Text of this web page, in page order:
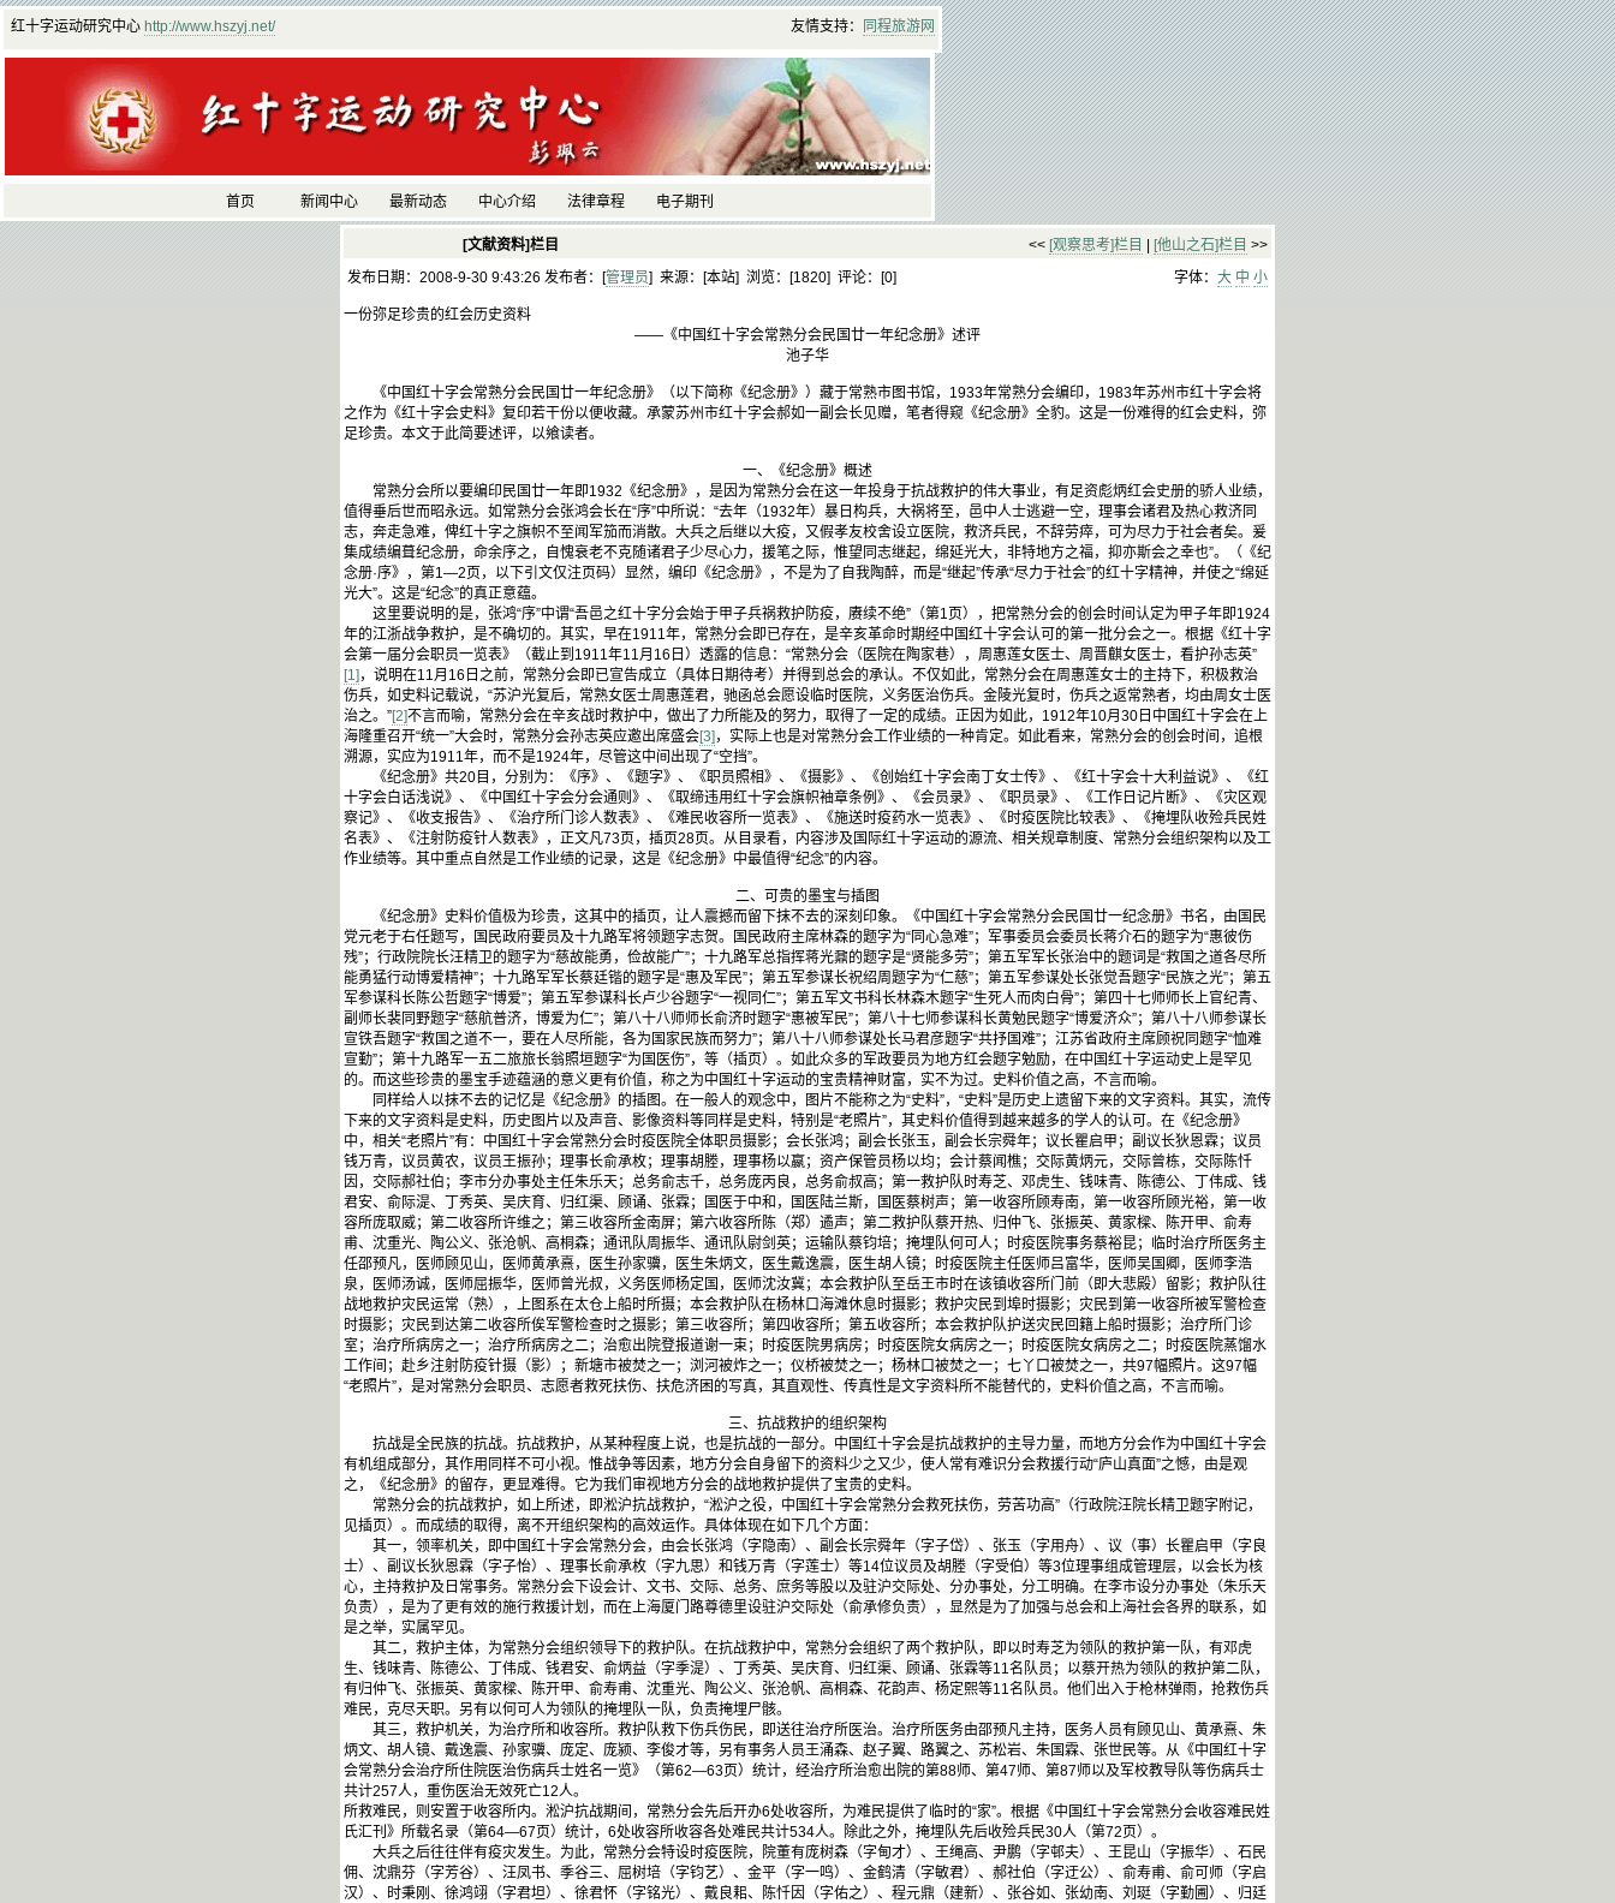
红十字运动研究中心 http://www.hszyj.net/ 友情支持： 同程旅游网
首页 新闻中心 最新动态 中心介绍 法律章程 电子期刊
[文献资料]栏目 << [观察思考]栏目 [他山之石]栏目 >>
发布日期：2008-9-30 9:43:26 发布者：[管理员] 来源：[本站] 浏览：[1820] 评论：[0] 字体： 大 中 小
一份弥足珍贵的红会历史资料
——《中国红十字会常熟分会民国廿一年纪念册》述评
池子华
《中国红十字会常熟分会民国廿一年纪念册》（以下简称《纪念册》）藏于常熟市图书馆，1933年常熟分会编印，1983年苏州市红十字会将
之作为《红十字会史料》复印若干份以便收藏。承蒙苏州市红十字会郝如一副会长见赠，笔者得窥《纪念册》全豹。这是一份难得的红会史料，弥
足珍贵。本文于此简要述评，以飨读者。
一、《纪念册》概述
常熟分会所以要编印民国廿一年即1932《纪念册》，是因为常熟分会在这一年投身于抗战救护的伟大事业，有足资彪炳红会史册的骄人业绩，
值得垂后世而昭永远。如常熟分会张鸿会长在“序”中所说：“去年（1932年）暴日构兵，大祸将至，邑中人士逃避一空，理事会诸君及热心救济同
志，奔走急难，俾红十字之旗帜不至闻军笳而消散。大兵之后继以大疫，又假孝友校舍设立医院，救济兵民，不辞劳瘁，可为尽力于社会者矣。爰
集成绩编葺纪念册，命余序之，自愧衰老不克随诸君子少尽心力，援笔之际，惟望同志继起，绵延光大，非特地方之福，抑亦斯会之幸也”。（《纪
念册·序》，第1—2页，以下引文仅注页码）显然，编印《纪念册》，不是为了自我陶醉，而是“继起”传承“尽力于社会”的红十字精神，并使之“绵延
光大”。这是“纪念”的真正意蕴。
这里要说明的是，张鸿“序”中谓“吾邑之红十字分会始于甲子兵祸救护防疫，赓续不绝”（第1页），把常熟分会的创会时间认定为甲子年即1924
年的江浙战争救护，是不确切的。其实，早在1911年，常熟分会即已存在，是辛亥革命时期经中国红十字会认可的第一批分会之一。根据《红十字
会第一届分会职员一览表》（截止到1911年11月16日）透露的信息：“常熟分会（医院在陶家巷），周惠莲女医士、周晋麒女医士，看护孙志英”
[1] ，说明在11月16日之前，常熟分会即已宣告成立（具体日期待考）并得到总会的承认。不仅如此，常熟分会在周惠莲女士的主持下，积极救治
伤兵，如史料记载说，“苏沪光复后，常熟女医士周惠莲君，驰函总会愿设临时医院，义务医治伤兵。金陵光复时，伤兵之返常熟者，均由周女士医
治之。”[2]不言而喻，常熟分会在辛亥战时救护中，做出了力所能及的努力，取得了一定的成绩。正因为如此，1912年10月30日中国红十字会在上
海隆重召开“统一”大会时，常熟分会孙志英应邀出席盛会[3] ，实际上也是对常熟分会工作业绩的一种肯定。如此看来，常熟分会的创会时间，追根
溯源，实应为1911年，而不是1924年，尽管这中间出现了“空挡”。
《纪念册》共20目，分别为：《序》、《题字》、《职员照相》、《摄影》、《创始红十字会南丁女士传》、《红十字会十大利益说》、《红
十字会白话浅说》、《中国红十字会分会通则》、《取缔违用红十字会旗帜袖章条例》、《会员录》、《职员录》、《工作日记片断》、《灾区观
察记》、《收支报告》、《治疗所门诊人数表》、《难民收容所一览表》、《施送时疫药水一览表》、《时疫医院比较表》、《掩埋队收殓兵民姓
名表》、《注射防疫针人数表》，正文凡73页，插页28页。从目录看，内容涉及国际红十字运动的源流、相关规章制度、常熟分会组织架构以及工
作业绩等。其中重点自然是工作业绩的记录，这是《纪念册》中最值得“纪念”的内容。
二、可贵的墨宝与插图
《纪念册》史料价值极为珍贵，这其中的插页，让人震撼而留下抹不去的深刻印象。《中国红十字会常熟分会民国廿一纪念册》书名，由国民
党元老于右任题写，国民政府要员及十九路军将领题字志贺。国民政府主席林森的题字为“同心急难”；军事委员会委员长蒋介石的题字为“惠彼伤
残”；行政院院长汪精卫的题字为“慈故能勇，俭故能广”；十九路军总指挥蒋光鼐的题字是“贤能多劳”；第五军军长张治中的题词是“救国之道各尽所
能勇猛行动博爱精神”；十九路军军长蔡廷锴的题字是“惠及军民”；第五军参谋长祝绍周题字为“仁慈”；第五军参谋处长张觉吾题字“民族之光”；第五
军参谋科长陈公哲题字“博爱”；第五军参谋科长卢少谷题字“一视同仁”；第五军文书科长林森木题字“生死人而肉白骨”；第四十七师师长上官纪青、
副师长裴同野题字“慈航普济，博爱为仁”；第八十八师师长俞济时题字“惠被军民”；第八十七师参谋科长黄勉民题字“博爱济众”；第八十八师参谋长
宣铁吾题字“救国之道不一，要在人尽所能，各为国家民族而努力”；第八十八师参谋处长马君彦题字“共抒国难”；江苏省政府主席顾祝同题字“恤难
宣勤”；第十九路军一五二旅旅长翁照垣题字“为国医伤”，等（插页）。如此众多的军政要员为地方红会题字勉励，在中国红十字运动史上是罕见
的。而这些珍贵的墨宝手迹蕴涵的意义更有价值，称之为中国红十字运动的宝贵精神财富，实不为过。史料价值之高，不言而喻。
同样给人以抹不去的记忆是《纪念册》的插图。在一般人的观念中，图片不能称之为“史料”，“史料”是历史上遗留下来的文字资料。其实，流传
下来的文字资料是史料，历史图片以及声音、影像资料等同样是史料，特别是“老照片”，其史料价值得到越来越多的学人的认可。在《纪念册》
中，相关“老照片”有：中国红十字会常熟分会时疫医院全体职员摄影；会长张鸿；副会长张玉，副会长宗舜年；议长瞿启甲；副议长狄恩霖；议员
钱万青，议员黄农，议员王振孙；理事长俞承枚；理事胡塍，理事杨以嬴；资产保管员杨以均；会计蔡闻樵；交际黄炳元，交际曾栋，交际陈忏
因，交际郝社伯；李市分办事处主任朱乐天；总务俞志千，总务庞丙良，总务俞叔高；第一救护队时寿芝、邓虎生、钱味青、陈德公、丁伟成、钱
君安、俞际湜、丁秀英、吴庆育、归红渠、顾诵、张霖；国医于中和，国医陆兰斯，国医蔡树声；第一收容所顾寿南，第一收容所顾光裕，第一收
容所庞取威；第二收容所许维之；第三收容所金南屏；第六收容所陈（郑）遹声；第二救护队蔡开热、归仲飞、张振英、黄家樑、陈开甲、俞寿
甫、沈重光、陶公义、张沧帆、高桐森；通讯队周振华、通讯队尉剑英；运输队蔡钧培；掩埋队何可人；时疫医院事务蔡裕昆；临时治疗所医务主
任邵预凡，医师顾见山，医师黄承熹，医生孙家骥，医生朱炳文，医生戴逸震，医生胡人镜；时疫医院主任医师吕富华，医师吴国卿，医师李浩
泉，医师汤诚，医师屈振华，医师曾光叔，义务医师杨定国，医师沈汝冀；本会救护队至岳王市时在该镇收容所门前（即大悲殿）留影；救护队往
战地救护灾民运常（熟），上图系在太仓上船时所摄；本会救护队在杨林口海滩休息时摄影；救护灾民到埠时摄影；灾民到第一收容所被军警检查
时摄影；灾民到达第二收容所俟军警检查时之摄影；第三收容所；第四收容所；第五收容所；本会救护队护送灾民回籍上船时摄影；治疗所门诊
室；治疗所病房之一；治疗所病房之二；治愈出院登报道谢一束；时疫医院男病房；时疫医院女病房之一；时疫医院女病房之二；时疫医院蒸馏水
工作间；赴乡注射防疫针摄（影）；新塘市被焚之一；浏河被炸之一；仪桥被焚之一；杨林口被焚之一；七丫口被焚之一，共97幅照片。这97幅
“老照片”，是对常熟分会职员、志愿者救死扶伤、扶危济困的写真，其直观性、传真性是文字资料所不能替代的，史料价值之高，不言而喻。
三、抗战救护的组织架构
抗战是全民族的抗战。抗战救护，从某种程度上说，也是抗战的一部分。中国红十字会是抗战救护的主导力量，而地方分会作为中国红十字会
有机组成部分，其作用同样不可小视。惟战争等因素，地方分会自身留下的资料少之又少，使人常有难识分会救援行动“庐山真面”之憾，由是观
之，《纪念册》的留存，更显难得。它为我们审视地方分会的战地救护提供了宝贵的史料。
常熟分会的抗战救护，如上所述，即淞沪抗战救护，“淞沪之役，中国红十字会常熟分会救死扶伤，劳苦功高”（行政院汪院长精卫题字附记，
见插页）。而成绩的取得，离不开组织架构的高效运作。具体体现在如下几个方面：
其一，领率机关，即中国红十字会常熟分会，由会长张鸿（字隐南）、副会长宗舜年（字子岱）、张玉（字用舟）、议（事）长瞿启甲（字良
士）、副议长狄恩霖（字子怡）、理事长俞承枚（字九思）和钱万青（字莲士）等14位议员及胡塍（字受伯）等3位理事组成管理层，以会长为核
心，主持救护及日常事务。常熟分会下设会计、文书、交际、总务、庶务等股以及驻沪交际处、分办事处，分工明确。在李市设分办事处（朱乐天
负责），是为了更有效的施行救援计划，而在上海厦门路尊德里设驻沪交际处（俞承修负责），显然是为了加强与总会和上海社会各界的联系，如
是之举，实属罕见。
其二，救护主体，为常熟分会组织领导下的救护队。在抗战救护中，常熟分会组织了两个救护队，即以时寿芝为领队的救护第一队，有邓虎
生、钱味青、陈德公、丁伟成、钱君安、俞炳益（字季湜）、丁秀英、吴庆育、归红渠、顾诵、张霖等11名队员；以蔡开热为领队的救护第二队，
有归仲飞、张振英、黄家樑、陈开甲、俞寿甫、沈重光、陶公义、张沧帆、高桐森、花韵声、杨定熙等11名队员。他们出入于枪林弹雨，抢救伤兵
难民，克尽天职。另有以何可人为领队的掩埋队一队，负责掩埋尸骸。
其三，救护机关，为治疗所和收容所。救护队救下伤兵伤民，即送往治疗所医治。治疗所医务由邵预凡主持，医务人员有顾见山、黄承熹、朱
炳文、胡人镜、戴逸震、孙家骥、庞定、庞颍、李俊才等，另有事务人员王涌森、赵子翼、路翼之、苏松岩、朱国霖、张世民等。从《中国红十字
会常熟分会治疗所住院医治伤病兵士姓名一览》（第62—63页）统计，经治疗所治愈出院的第88师、第47师、第87师以及军校教导队等伤病兵士
共计257人，重伤医治无效死亡12人。
所救难民，则安置于收容所内。淞沪抗战期间，常熟分会先后开办6处收容所，为难民提供了临时的“家”。根据《中国红十字会常熟分会收容难民姓
氏汇刊》所载名录（第64—67页）统计，6处收容所收容各处难民共计534人。除此之外，掩埋队先后收殓兵民30人（第72页）。
大兵之后往往伴有疫灾发生。为此，常熟分会特设时疫医院，院董有庞树森（字甸才）、王绳高、尹鹏（字邨夫）、王昆山（字振华）、石民
佣、沈鼎芬（字芳谷）、汪凤书、季谷三、屈树培（字钧艺）、金平（字一鸣）、金鹤清（字敏君）、郝社伯（字迂公）、俞寿甫、俞可师（字启
汉）、时秉刚、徐鸿翊（字君坦）、徐君怀（字铭光）、戴良耜、陈忏因（字佑之）、程元鼎（建新）、张谷如、张幼南、刘珽（字勤圃）、归廷